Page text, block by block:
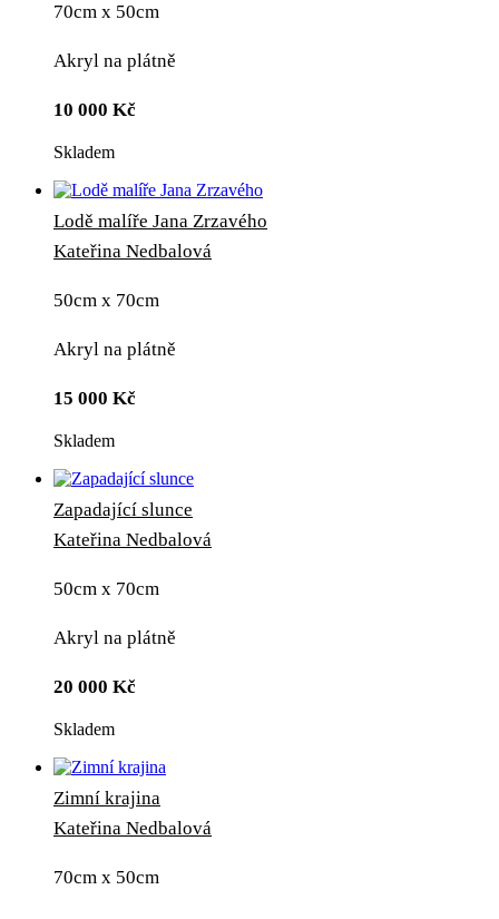
70cm x 50cm
Akryl na plátně
10 000 Kč
Skladem
Lodě malíře Jana Zrzavého
Kateřina Nedbalová
50cm x 70cm
Akryl na plátně
15 000 Kč
Skladem
Zapadající slunce
Kateřina Nedbalová
50cm x 70cm
Akryl na plátně
20 000 Kč
Skladem
Zimní krajina
Kateřina Nedbalová
70cm x 50cm